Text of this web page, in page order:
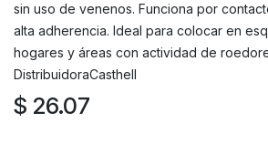
sin uso de venenos. Funciona por
alta adherencia. Ideal para colocar en
hogares y áreas con actividad de
DistribuidoraCasthell
$ 26.07